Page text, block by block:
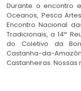
Durante o encontro
Oceanos, Pesca
Encontro Nacional
Tradicionais, a 14ª
do Coletivo da
Castanha-da-
Castanheiras.